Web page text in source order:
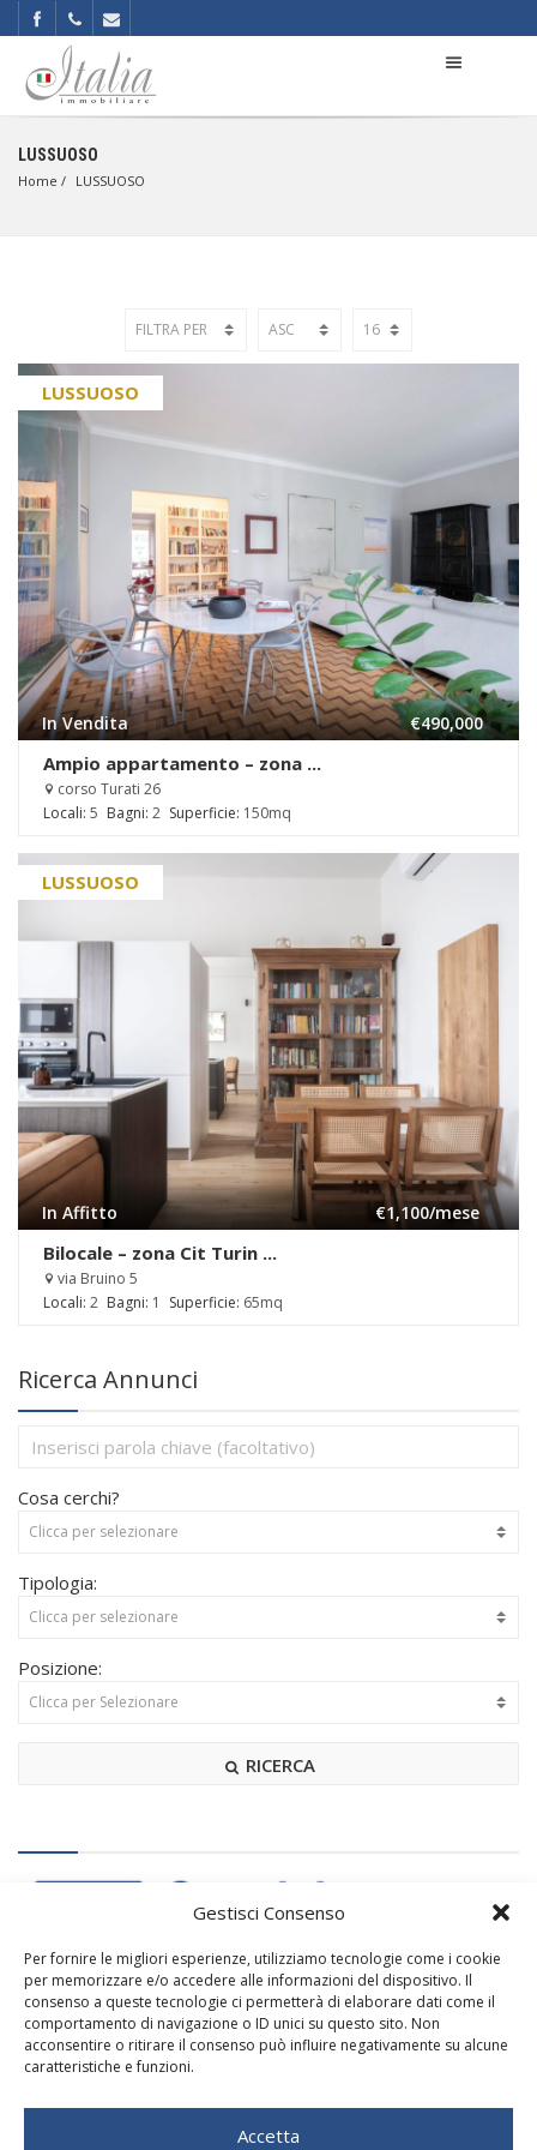
Gestisci Consenso
Per fornire le migliori esperienze, utilizziamo tecnologie come i cookie
per memorizzare e/o accedere alle informazioni del dispositivo. Il
consenso a queste tecnologie ci permetterà di elaborare dati come il
comportamento di navigazione o ID unici su questo sito. Non
acconsentire o ritirare il consenso può influire negativamente su alcune
caratteristiche e funzioni.
Accetta
LUSSUOSO
Home LUSSUOSO
LUSSUOSO
In Vendita €490,000
Ampio appartamento – zona ...
corso Turati 26
Locali: 5 Bagni: 2 Superficie: 150mq
LUSSUOSO
In Affitto €1,100/mese
Bilocale – zona Cit Turin ...
via Bruino 5
Locali: 2 Bagni: 1 Superficie: 65mq
Ricerca Annunci
Cosa cerchi?
Tipologia:
Posizione:
RICERCA
Potrebbero anche interessarti: